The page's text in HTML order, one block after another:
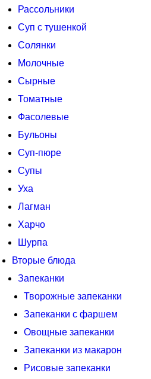
Рассольники
Суп с тушенкой
Солянки
Молочные
Сырные
Томатные
Фасолевые
Бульоны
Суп-пюре
Супы
Уха
Лагман
Харчо
Шурпа
Вторые блюда
Запеканки
Творожные запеканки
Запеканки с фаршем
Овощные запеканки
Запеканки из макарон
Рисовые запеканки